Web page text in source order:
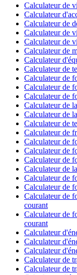
Calculateur de
Calculateur
Calculateur de
Calculateur de
Calculateur de
Calculateur de
Calculateur
Calculateur de
Calculateur de
Calculateur de
Calculateur de
Calculateur de
Calculateur de
Calculateur de
Calculateur de
Calculateur de
Calculateur de
Calculateur de
Calculateur de
Calculateur de
Calculateur de
Calculateur de
courant
Calculateur de
courant
Calculateur
Calculateur
Calculateur
Calculateur de
Calculateur de